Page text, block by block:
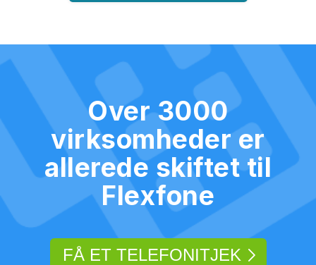
Over 3000
virksomheder er
allerede skiftet til
Flexfone
FÅ ET TELEFONITJEK